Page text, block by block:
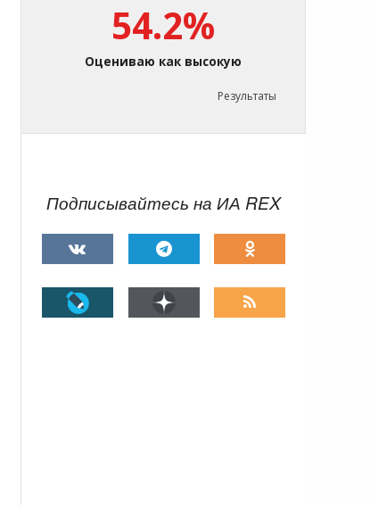
54.2%
Оцениваю как высокую
Результаты
Подписывайтесь на ИА REX